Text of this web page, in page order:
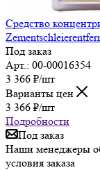
Средство
Под заказ
Арт.: 00-00016354
3 366 ₽/шт
Варианты цен
3 366 ₽/шт
Подробности
Под заказ
Наши менеджеры
условия заказа